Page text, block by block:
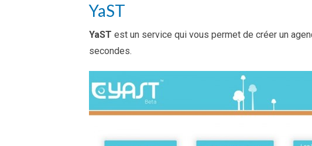
YaST
YaST est un service qui vous permet de créer un
secondes.